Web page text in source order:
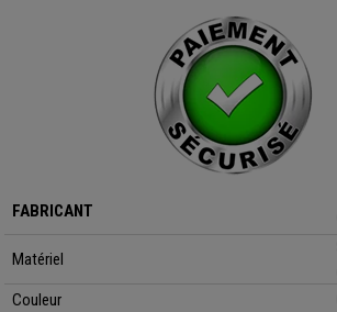
FABRICANT
Matériel
Couleur